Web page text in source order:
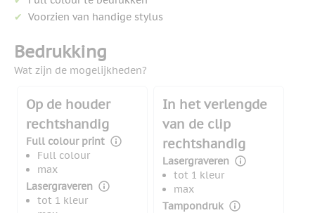
Voorzien van handige stylus
Bedrukking
Wat zijn de mogelijkheden?
Op de houder
rechtshandig
Full colour print
Full colour
max
Lasergraveren
tot 1 kleur
In het verlengde
van de clip
rechtshandig
Lasergraveren
tot 1 kleur
max
Tampondruk